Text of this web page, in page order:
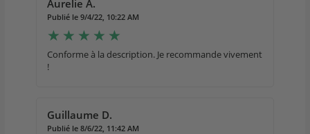
Aurelie A.
Publié le 9/4/22, 10:22 AM
Conforme à la description. Je recommande vivement
!
Guillaume D.
Publié le 8/6/22, 11:42 AM